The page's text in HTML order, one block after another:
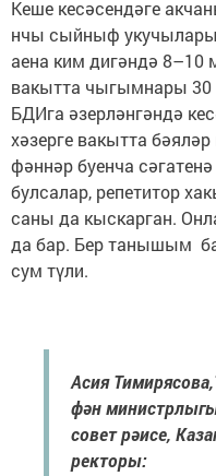
Кеше кесәсендәге
нчы сыйныф укучылары
аена ким дигәндә 8–10
вакытта чыгымнары 30
БДИга әзерләнгәндә
хәзерге вакытта
фәннәр буенча
булсалар, репетитор
саны да кыскарган.
да бар. Бер танышым
сум түли.
Асия Тимирясова,
фән
совет рәисе,
ректоры: